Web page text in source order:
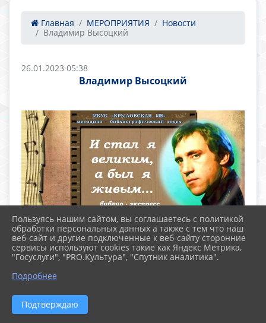
Главная МЕРОПРИЯТИЯ
Новости
Владимир Высоцкий
26.01.2023 05:38
Владимир Высоцкий
Пользуясь нашим сайтом, вы соглашаетесь с политикой
обработки персональных данных а также с тем что наш
веб-сайт и другие подключенные к веб-сайту сторонние
сервисы используют cookies такие как Яндекс Метрика,
"Госуслуги", "PRO.Культура", "Спутник аналитика".
Подробнее
Подтверждаю